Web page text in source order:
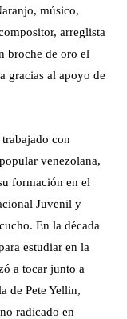
músico,
arreglista
broche de oro el
gracias al apoyo de
con
venezolana,
formación en el
Juvenil y
En la década
estudiar en la
a tocar junto a
de Pete Yellin,
radicado en